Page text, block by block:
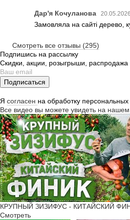
Дар'я Кочуланова
Замовляла на сайті дерево,
Смотреть все отзывы (295)
Подпишись на рассылку
Скидки, акции, розыгрыши, распродажа
Подписаться
Я согласен на обработку
Все видео вы можете увидеть на
КРУПНЫЙ ЗИЗИФУС - КИТАЙСКИЙ
Смотреть